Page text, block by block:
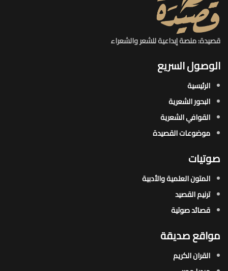
قصيدة: منصة إبداعية للشعر والشعراء
الوصول السريع
الرئيسية
البحور الشعرية​
القوافي الشعرية​
موضوعات القصيدة​
صوتيات
المتون العلمية والأدبية
ترنيم القصيد
قصائد صوتية
مواقع صديقة
القران الكريم